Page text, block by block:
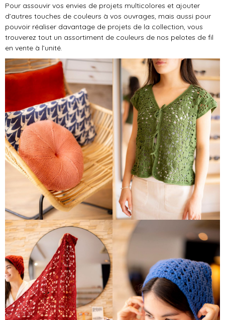
Pour assouvir vos envies de projets multicolores et ajouter
d’autres touches de couleurs à vos ouvrages, mais aussi pour
pouvoir réaliser davantage de projets de la collection, vous
trouverez tout un assortiment de couleurs de nos pelotes de fil
en vente à l’unité.